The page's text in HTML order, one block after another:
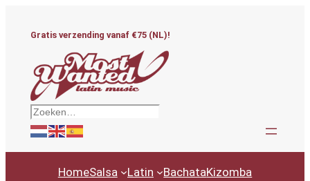
Gratis verzending vanaf €75 (NL)!
Zoeken
HomeSalsa Latin BachataKizomba